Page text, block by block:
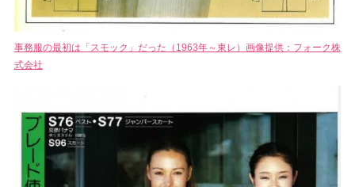
事務服の最初は「スモック」だった（1963年～東レ）画像提供：フォーク株
式会社